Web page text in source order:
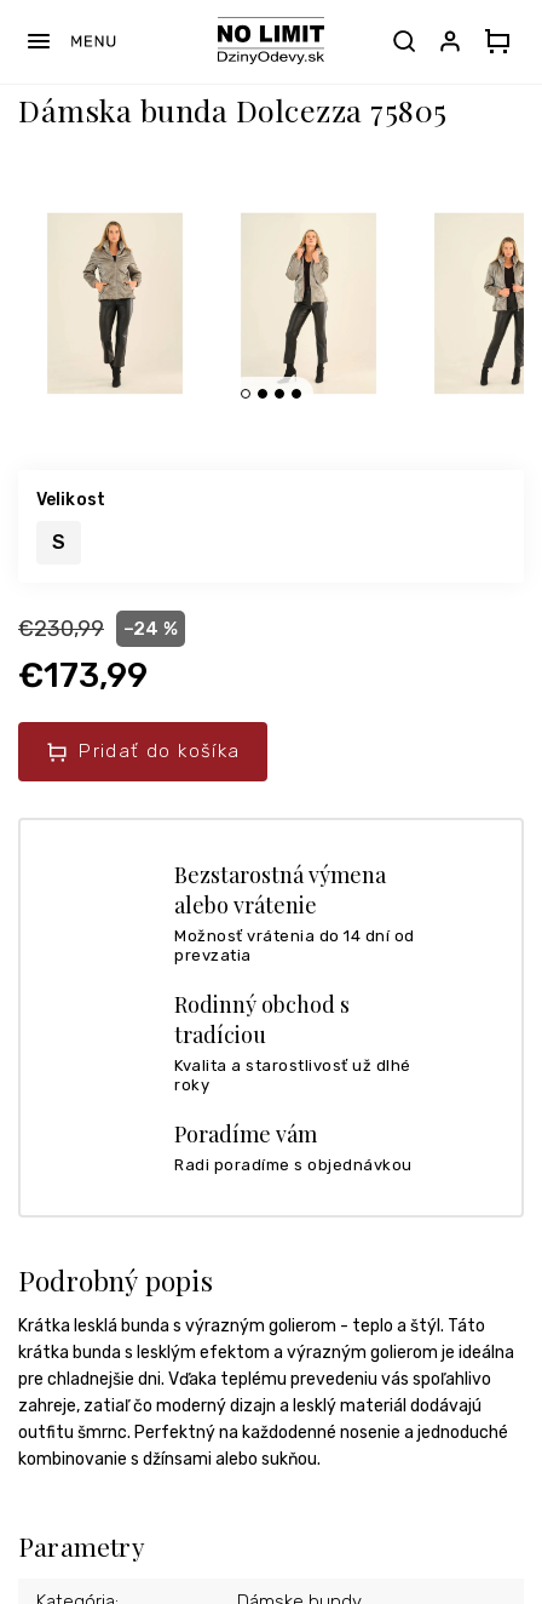
Dámska bunda Dolcezza 75805
€230,99 –24 %
€173,99
Pridať do košíka
Velikost
S
Bezstarostná výmena
alebo vrátenie
Možnosť vrátenia do 14 dní od
prevzatia
Rodinný obchod s
tradíciou
Kvalita a starostlivosť už dlhé
roky
Poradíme vám
Radi poradíme s objednávkou
Podrobný popis
Krátka lesklá bunda s výrazným golierom - teplo a štýl. Táto
krátka bunda s lesklým efektom a výrazným golierom je ideálna
pre chladnejšie dni. Vďaka teplému prevedeniu vás spoľahlivo
zahreje, zatiaľ čo moderný dizajn a lesklý materiál dodávajú
outfitu šmrnc. Perfektný na každodenné nosenie a jednoduché
kombinovanie s džínsami alebo sukňou.
Parametry